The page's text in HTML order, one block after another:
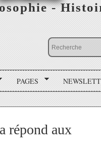
-
PAGES
répond aux